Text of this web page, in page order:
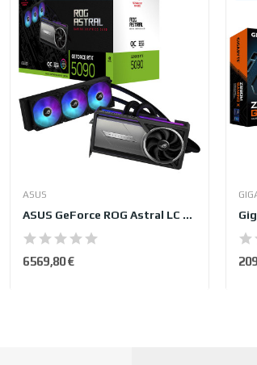
ASUS
ASUS GeForce ROG Astral LC GeForce RTX 5090...
6 569,80 €